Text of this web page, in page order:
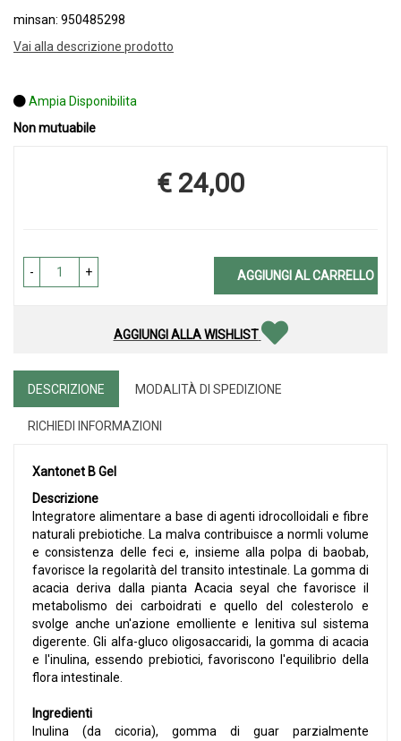
minsan: 950485298
Vai alla descrizione prodotto
Ampia Disponibilita
Non mutuabile
Prezzo
€ 24,00
- + AGGIUNGI AL CARRELLO
AGGIUNGI ALLA WISHLIST
DESCRIZIONE MODALITÀ DI SPEDIZIONE
RICHIEDI INFORMAZIONI
Xantonet B Gel
Descrizione
Integratore alimentare a base di agenti idrocolloidali e fibre
naturali prebiotiche. La malva contribuisce a normli volume
e consistenza delle feci e, insieme alla polpa di baobab,
favorisce la regolarità del transito intestinale. La gomma di
acacia deriva dalla pianta Acacia seyal che favorisce il
metabolismo dei carboidrati e quello del colesterolo e
svolge anche un'azione emolliente e lenitiva sul sistema
digerente. Gli alfa-gluco oligosaccaridi, la gomma di acacia
e l'inulina, essendo prebiotici, favoriscono l'equilibrio della
flora intestinale.
Ingredienti
Inulina (da cicoria), gomma di guar parzialmente